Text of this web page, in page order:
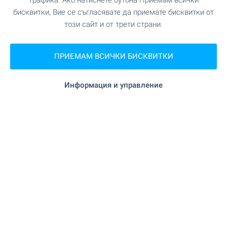
ВИЖТЕ ОЩЕ
бисквитки, Вие се съгласявате да приемате бисквитки от
този сайт и от трети страни.
ПРИЕМАМ ВСИЧКИ БИСКВИТКИ
Информация и управление